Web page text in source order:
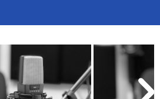
SUBSCRIBE
EDUCATIONAL LICENSES
GIFT CARDS